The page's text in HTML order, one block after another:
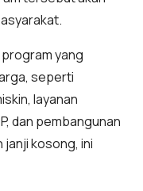
yang
seperti
layanan
dan pembangunan
kosong, ini